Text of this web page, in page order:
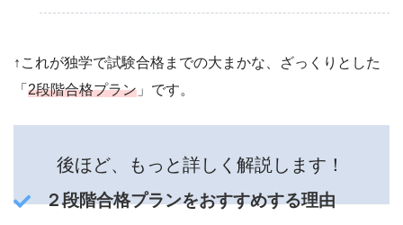
↑これが独学で試験合格までの大まかな、ざっくりとした
「 2段階合格プラン 」です。
後ほど、もっと詳しく解説します！
２段階合格プランをおすすめする理由